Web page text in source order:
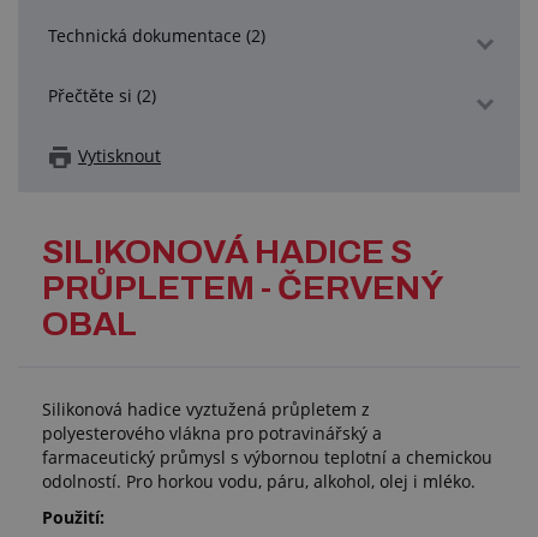
Technická dokumentace (2)
Přečtěte si (2)
Vytisknout
SILIKONOVÁ HADICE S
PRŮPLETEM - ČERVENÝ
OBAL
Silikonová hadice vyztužená průpletem z
polyesterového vlákna pro potravinářský a
farmaceutický průmysl s výbornou teplotní a chemickou
odolností. Pro horkou vodu, páru, alkohol, olej i mléko.
Použití: